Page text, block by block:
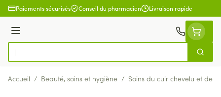
Aller au contenu
Paiements sécurisés Conseil du pharmacien Livraison rapide
Menu
Rechercher
Accueil / Beauté, soins et hygiène / Soins du cuir chevelu et des